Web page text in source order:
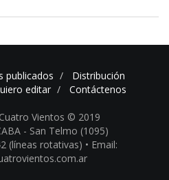
publicados
Distribución
editar Contáctenos
Vientos © 2019
- San Telmo (1095)
(líneas rotativas) • Email: